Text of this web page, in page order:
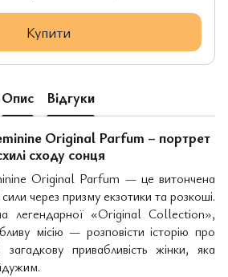
Купити
Опис Відгуки
Original Parfum – портрет
сходу сонця
Original Parfum — це витончена
сили через призму екзотики та розкоші.
легендарної «Original Collection»,
місію — розповісти історію про
загадкову привабливість жінки, яка